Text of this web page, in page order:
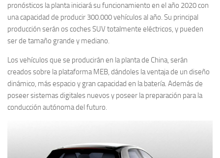
pronósticos la planta iniciará su funcionamiento en el año 2020 con
una capacidad de producir 300.000 vehículos al año. Su principal
producción serán os coches SUV totalmente eléctricos, y pueden
ser de tamaño grande y mediano.
Los vehículos que se producirán en la planta de China, serán
creados sobre la plataforma MEB, dándoles la ventaja de un diseño
dinámico, más espacio y gran capacidad en la batería. Además de
poseer sistemas digitales nuevos y poseer la preparación para la
conducción autónoma del futuro.